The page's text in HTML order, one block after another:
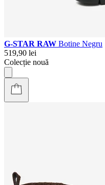
G-STAR RAW Botine Negru
519,90 lei
Colecție nouă